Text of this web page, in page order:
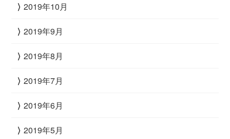
2019年10月
2019年9月
2019年8月
2019年7月
2019年6月
2019年5月